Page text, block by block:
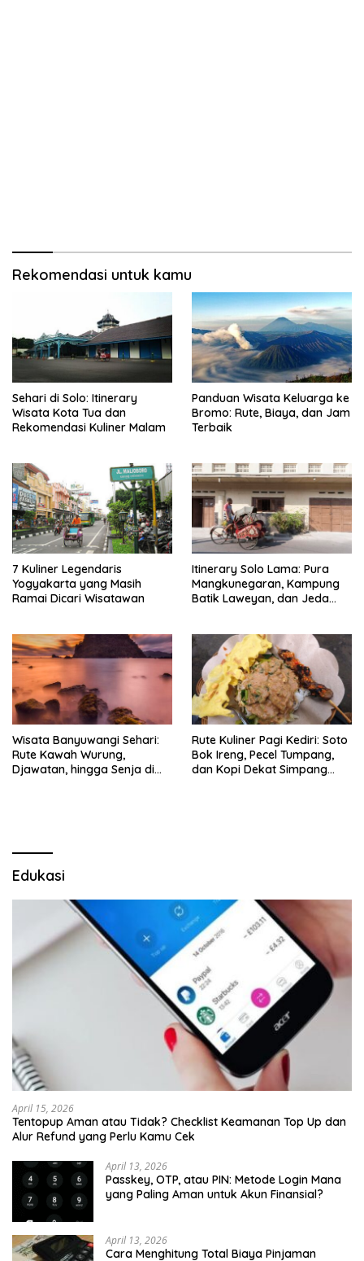
Rekomendasi untuk kamu
Sehari di Solo: Itinerary
Wisata Kota Tua dan
Rekomendasi Kuliner Malam
Panduan Wisata Keluarga ke
Bromo: Rute, Biaya, dan Jam
Terbaik
7 Kuliner Legendaris
Yogyakarta yang Masih
Ramai Dicari Wisatawan
Itinerary Solo Lama: Pura
Mangkunegaran, Kampung
Batik Laweyan, dan Jeda
Wisata Banyuwangi Sehari:
Rute Kawah Wurung,
Djawatan, hingga Senja di
Rute Kuliner Pagi Kediri: Soto
Bok Ireng, Pecel Tumpang,
dan Kopi Dekat Simpang
Edukasi
April 15, 2026
Tentopup Aman atau Tidak? Checklist Keamanan Top Up dan
Alur Refund yang Perlu Kamu Cek
April 13, 2026
Passkey, OTP, atau PIN: Metode Login Mana
yang Paling Aman untuk Akun Finansial?
April 13, 2026
Cara Menghitung Total Biaya Pinjaman